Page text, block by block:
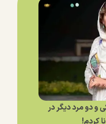
دو مرد دیگر در
کردم!